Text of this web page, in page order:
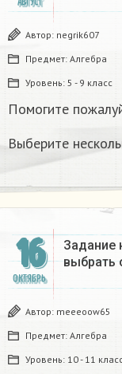
Автор: negrik607
Предмет: Алгебра
Уровень: 5 - 9 класс
Помогите
Выберите
16
ОКТЯБРЬ
Задание
выбрать
Автор: meeeoow65
Предмет: Алгебра
Уровень: 10 - 11